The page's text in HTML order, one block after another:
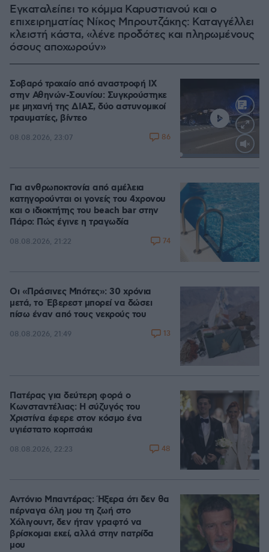
Εγκαταλείπει το κόμμα Καρυστιανού και ο
επιχειρηματίας Νίκος Μπρουτζάκης: Καταγγέλλει
κλειστή κάστα, «λένε προδότες και πληρωμένους
όσους αποχωρούν»
Σοβαρό τροχαίο από αναστροφή ΙΧ
στην Αθηνών-Σουνίου: Συγκρούστηκε
με μηχανή της ΔΙΑΣ, δύο αστυνομικοί
τραυματίες, βίντεο
08.08.2026, 23:07 86
Για ανθρωποκτονία από αμέλεια
κατηγορούνται οι γονείς του 4χρονου
και ο ιδιοκτήτης του beach bar στην
Πάρο: Πώς έγινε η τραγωδία
08.08.2026, 21:22 74
Οι «Πράσινες Μπότες»: 30 χρόνια
μετά, το Έβερεστ μπορεί να δώσει
πίσω έναν από τους νεκρούς του
08.08.2026, 21:49 13
Πατέρας για δεύτερη φορά ο
Κωνσταντέλιας: Η σύζυγός του
Χριστίνα έφερε στον κόσμο ένα
υγιέστατο κοριτσάκι
08.08.2026, 22:23 48
Αντόνιο Μπαντέρας: Ήξερα ότι δεν θα
πέρναγα όλη μου τη ζωή στο
Χόλιγουντ, δεν ήταν γραφτό να
βρίσκομαι εκεί, αλλά στην πατρίδα
μου